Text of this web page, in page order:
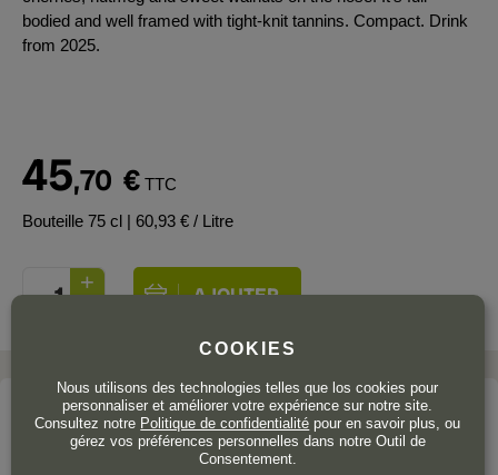
bodied and well framed with tight-knit tannins. Compact. Drink
from 2025.
45,70 € TTC
Bouteille 75 cl | 60,93 € / Litre
Le domaine
TINTO PESQUERA
COOKIES
Nous utilisons des technologies telles que los cookies pour
personnaliser et améliorer votre expérience sur notre site.
Consultez notre Politique de confidentialité pour en savoir plus, ou
gérez vos préférences personnelles dans notre Outil de
Consentement.